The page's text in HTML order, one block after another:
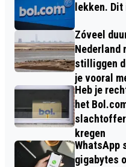
lekken.
Zóveel
Nederland
stilliggen
je vooral
Heb je
het
kregen
WhatsApp
gigabytes